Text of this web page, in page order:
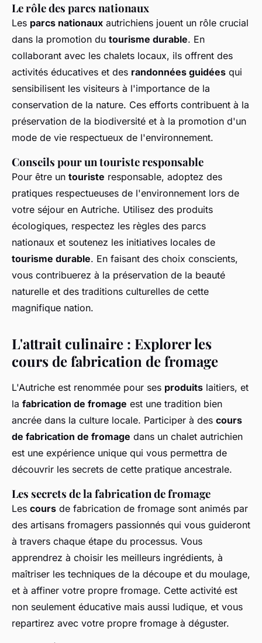
Le rôle des parcs nationaux
Les parcs nationaux autrichiens jouent un rôle crucial
dans la promotion du tourisme durable. En
collaborant avec les chalets locaux, ils offrent des
activités éducatives et des randonnées guidées qui
sensibilisent les visiteurs à l'importance de la
conservation de la nature. Ces efforts contribuent à la
préservation de la biodiversité et à la promotion d'un
mode de vie respectueux de l'environnement.
Conseils pour un touriste responsable
Pour être un touriste responsable, adoptez des
pratiques respectueuses de l'environnement lors de
votre séjour en Autriche. Utilisez des produits
écologiques, respectez les règles des parcs
nationaux et soutenez les initiatives locales de
tourisme durable. En faisant des choix conscients,
vous contribuerez à la préservation de la beauté
naturelle et des traditions culturelles de cette
magnifique nation.
L'attrait culinaire : Explorer les
cours de fabrication de fromage
L'Autriche est renommée pour ses produits laitiers, et
la fabrication de fromage est une tradition bien
ancrée dans la culture locale. Participer à des cours
de fabrication de fromage dans un chalet autrichien
est une expérience unique qui vous permettra de
découvrir les secrets de cette pratique ancestrale.
Les secrets de la fabrication de fromage
Les cours de fabrication de fromage sont animés par
des artisans fromagers passionnés qui vous guideront
à travers chaque étape du processus. Vous
apprendrez à choisir les meilleurs ingrédients, à
maîtriser les techniques de la découpe et du moulage,
et à affiner votre propre fromage. Cette activité est
non seulement éducative mais aussi ludique, et vous
repartirez avec votre propre fromage à déguster.